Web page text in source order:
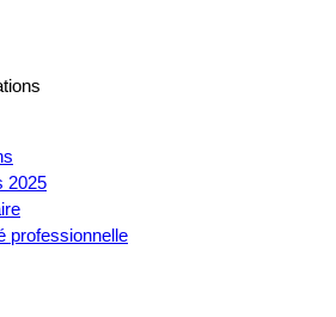
2025
professionnelle